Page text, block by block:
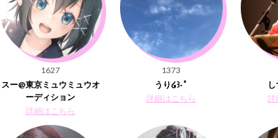
1627
スー@東京ミュウミュウオ
ーディション
詳細はこちら
1373
うり໒꒱· ﾟ
詳細はこちら
詳